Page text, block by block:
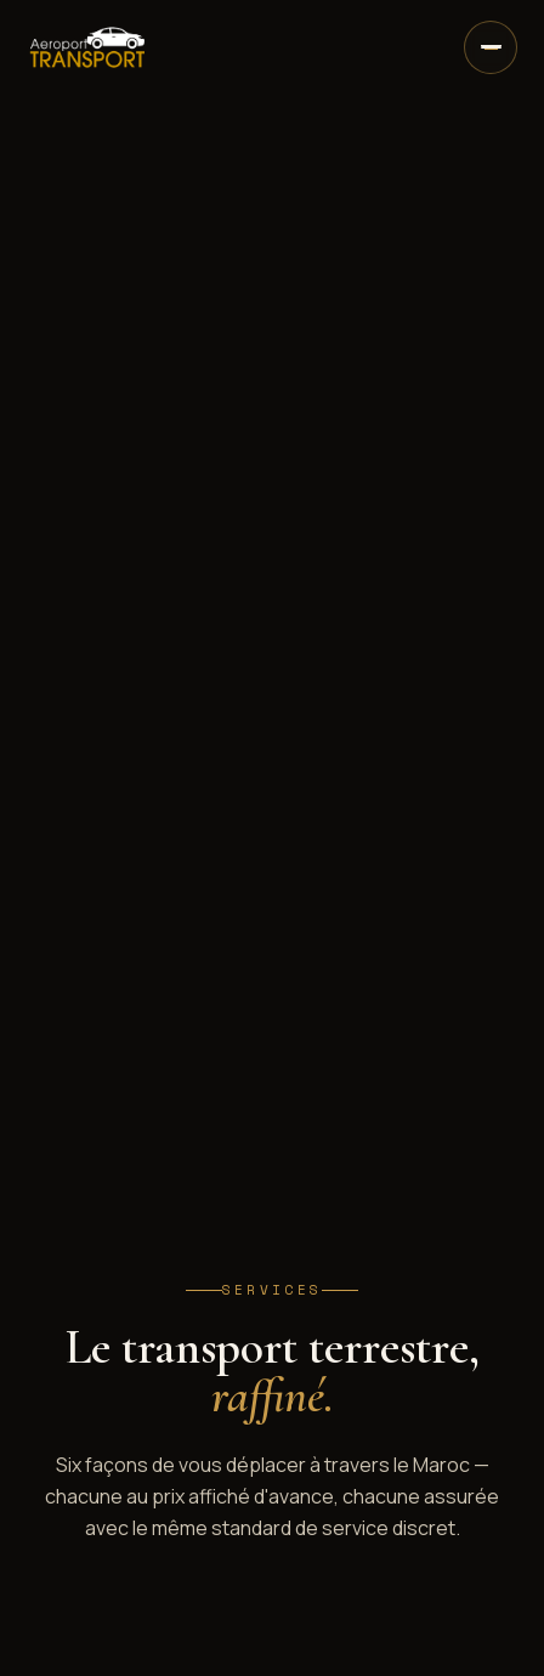
SERVICES
Le transport terrestre,
raffiné.
Six façons de vous déplacer à travers le Maroc —
chacune au prix affiché d'avance, chacune assurée
avec le même standard de service discret.